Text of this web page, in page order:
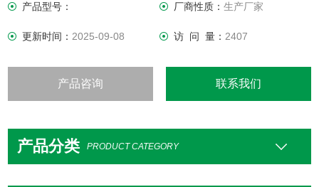
产品型号：
厂商性质： 生产厂家
更新时间：2025-09-08 访 问 量： 2407
产品咨询 联系我们
产品分类 PRODUCT CATEGORY